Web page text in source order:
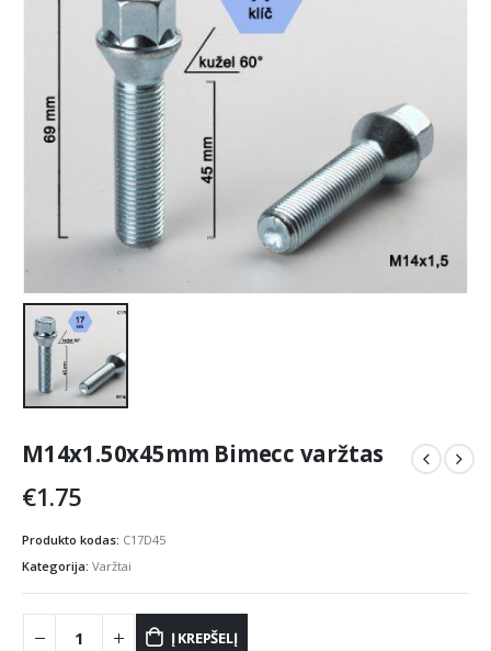
M14x1.50x45mm Bimecc varžtas
€1.75
Produkto kodas: C17D45
Kategorija: Varžtai
Į KREPŠELĮ